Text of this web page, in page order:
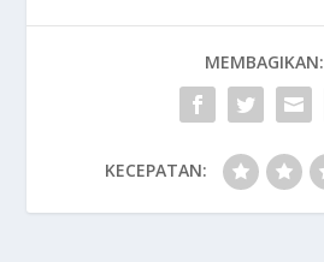
MEMBAGIKAN:
KECEPATAN: